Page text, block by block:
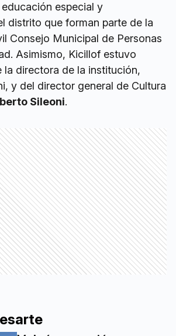
especial y
distrito que forman parte de la
Consejo Municipal de Personas
Asimismo, Kicillof estuvo
la directora de la institución,
y del director general de Cultura
Sileoni.